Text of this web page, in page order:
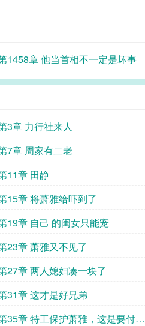
1458章 他当首相不一定是坏事
3章 力行社来人
7章 周家有二老
11章 田静
15章 将萧雅给吓到了
19章 自己 的闺女只能宠
23章 萧雅又不见了
27章 两人媳妇凑一块了
31章 这才是好兄弟
35章 特工保护萧雅，这是要付出